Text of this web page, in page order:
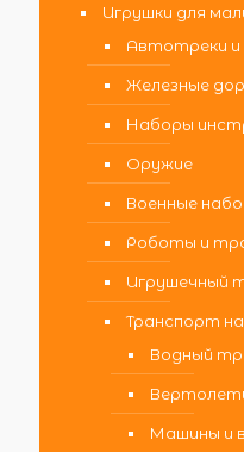
Игрушки для
Автотреки и
Железные
Наборы
Оружие
Военные
Роботы и
Игрушечный
Транспорт
Водный
Машины и